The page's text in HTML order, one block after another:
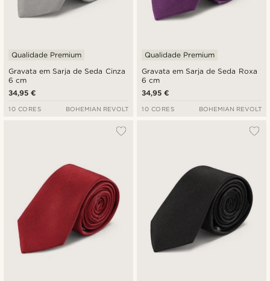
Gravata em Sarja de Seda Cinza
6 cm
Qualidade Premium
34,95 €
10 CORES BOHEMIAN REVOLT
Gravata em Sarja de Seda Roxa
6 cm
Qualidade Premium
34,95 €
10 CORES BOHEMIAN REVOLT